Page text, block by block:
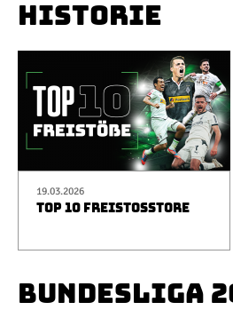
HISTORIE
19.03.2026
TOP 10 FREISTOSSTORE
BUNDESLIGA